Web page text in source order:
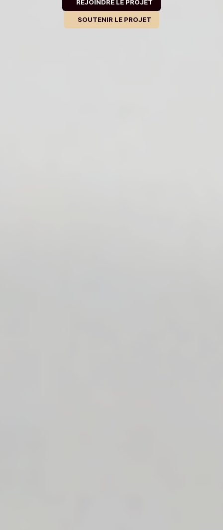
REJOINDRE LE PROJET
SOUTENIR LE PROJET